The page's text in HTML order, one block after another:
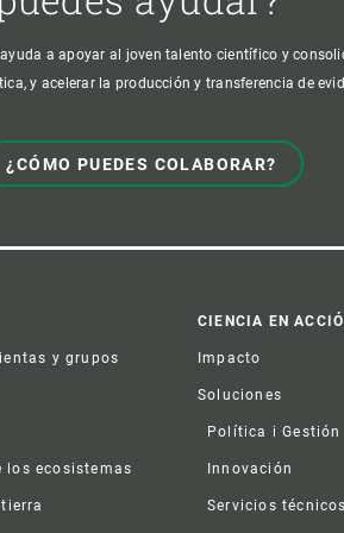
a apoyar al joven talento científico y
y acelerar la producción y transferencia de
¿CÓMO PUEDES COLABORAR?
y grupos
los ecosistemas
CIENCIA EN
Impacto
Soluciones
Política i Gestión
Innovación
Servicios técnicos